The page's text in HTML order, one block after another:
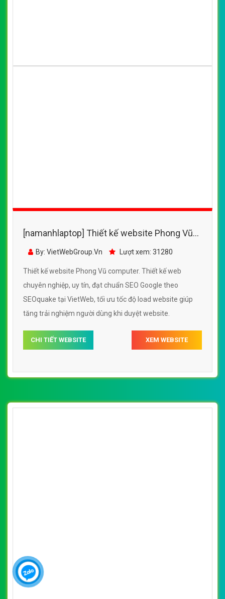
[namanhlaptop] Thiết kế website Phong Vũ
computer đẹp, chuyên nghiệp chuẩn SEO
By: VietWebGroup.Vn Lượt xem: 31280
Thiết kế website Phong Vũ computer. Thiết kế web
chuyên nghiệp, uy tín, đạt chuẩn SEO Google theo
SEOquake tại VietWeb, tối ưu tốc độ load website giúp
tăng trải nghiệm người dùng khi duyệt website.
CHI TIẾT WEBSITE XEM WEBSITE